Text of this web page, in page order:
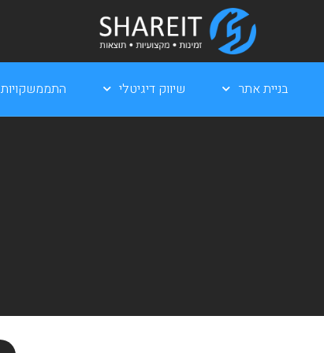
בניית אתר שיווק דיגיטלי התממשקויות